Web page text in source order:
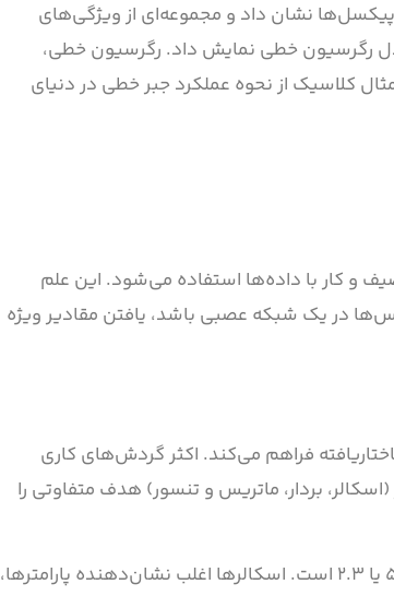
پیکسل‌ها نشان داد و مجموعه‌ای از ویژگی‌های
رگرسیون خطی نمایش داد. رگرسیون خطی،
کلاسیک از نحوه عملکرد جبر خطی در دنیای
و کار با داده‌ها استفاده می‌شود. این علم
در یک شبکه عصبی باشد، یافتن مقادیر ویژه
فراهم می‌کند. اکثر گردش‌های کاری
بردار، ماتریس و تنسور) هدف متفاوتی را
(scalar) ساده‌ترین واحد سازنده است که یک مقدار عددی واحد مانند ۵ یا ۲.۳ است. اسکالرها اغلب نشان‌دهنده پارامترها،